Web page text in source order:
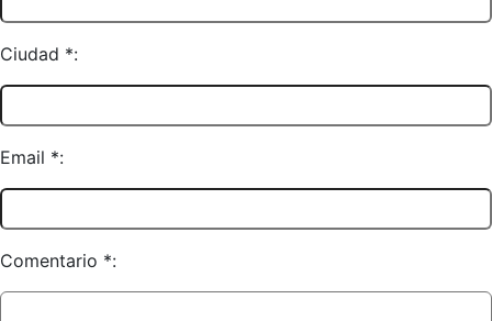
Ciudad *:
Email *:
Comentario *: